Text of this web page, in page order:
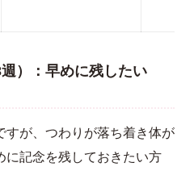
）：早めに残したい
すが、つわりが落ち着き体が
に記念を残しておきたい方